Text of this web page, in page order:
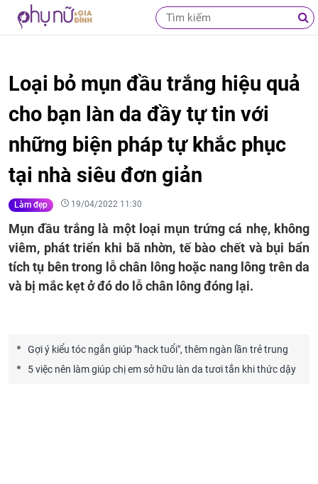
Loại bỏ mụn đầu trắng hiệu quả
cho bạn làn da đầy tự tin với
những biện pháp tự khắc phục
tại nhà siêu đơn giản
Làm đẹp 19/04/2022 11:30
Mụn đầu trắng là một loại mụn trứng cá nhẹ, không
viêm, phát triển khi bã nhờn, tế bào chết và bụi bẩn
tích tụ bên trong lỗ chân lông hoặc nang lông trên da
và bị mắc kẹt ở đó do lỗ chân lông đóng lại.
Gợi ý kiểu tóc ngắn giúp "hack tuổi", thêm ngàn lần trẻ trung
5 việc nên làm giúp chị em sở hữu làn da tươi tắn khi thức dậy